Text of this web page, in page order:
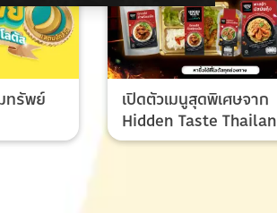
ทรัพย์
เปิดตัวเมนูสุดพิเศษจาก
Hidden Taste
8 เมนูของผู้ชนะและรอ